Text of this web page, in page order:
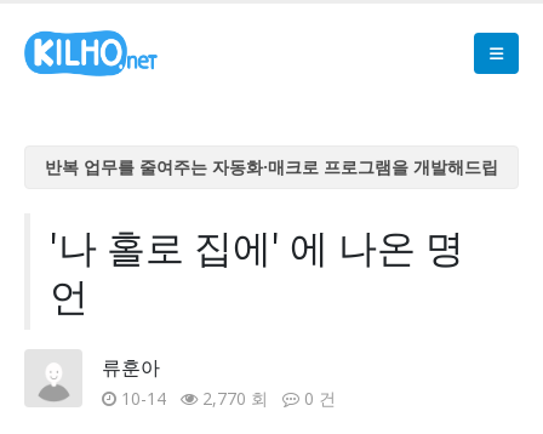
반복 업무를 줄여주는 자동화·매크로 프로그램을 개발해드립
반복 업무를 줄여주는 자동화·매크로 프로그램을 개발해드립
니다
반복 업무를 줄여주는 자동화·매크로 프로그램을 개발해드립
반복 업무를 줄여주는 자동화·매크로 프로그램을 개발해드립
니다
'나 홀로 집에' 에 나온 명
언
류훈아
10-14 2,770 회 0 건